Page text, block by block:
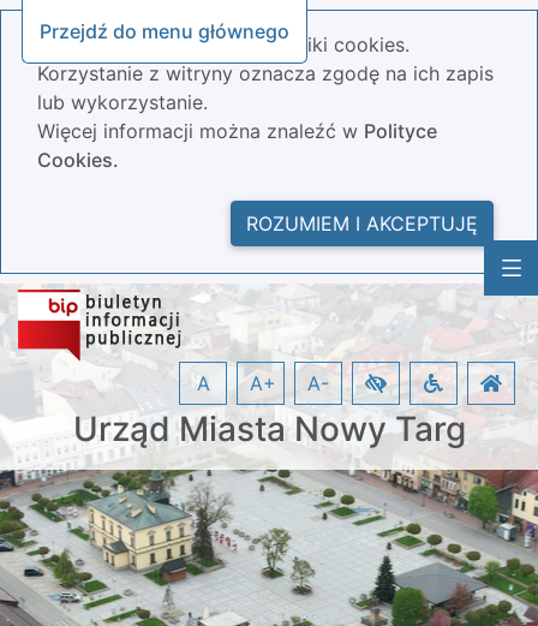
Przejdź do menu głównego
Nasza strona wykorzystuje pliki cookies.
Korzystanie z witryny oznacza zgodę na ich zapis
lub wykorzystanie.
Więcej informacji można znaleźć w Polityce
Cookies.
ROZUMIEM I AKCEPTUJĘ
Urząd Miasta Nowy Targ
A A+ A-